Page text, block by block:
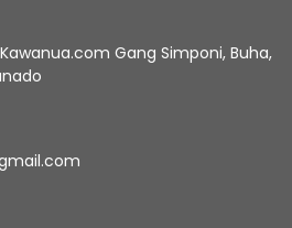
Gang Simponi, Buha,